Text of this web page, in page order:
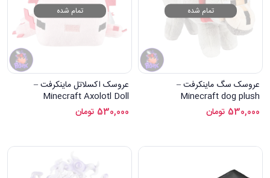
تمام شده
عروسک سگ ماینکرفت –
Minecraft dog plush
530,000 تومان
تمام شده
عروسک اکسلاتل ماینکرفت –
Minecraft Axolotl Doll
530,000 تومان